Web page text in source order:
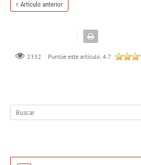
Artículo anterior
2332 Puntúe este artículo: 4.7